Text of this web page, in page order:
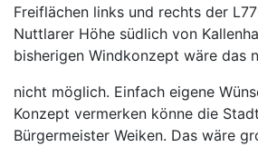
Freiflächen links und rechts der
Nuttlarer Höhe südlich von
bisherigen Windkonzept wäre das
nicht möglich. Einfach eigene
Konzept vermerken könne die
Bürgermeister Weiken. Das wäre